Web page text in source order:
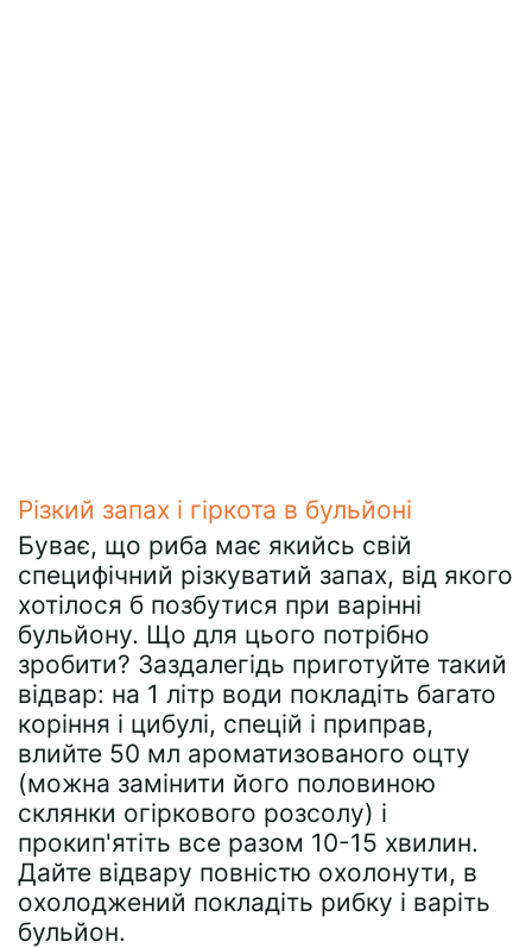
Різкий запах і гіркота в бульйоні
Буває, що риба має якийсь свій
специфічний різкуватий запах, від якого
хотілося б позбутися при варінні
бульйону. Що для цього потрібно
зробити? Заздалегідь приготуйте такий
відвар: на 1 літр води покладіть багато
коріння і цибулі, спецій і приправ,
влийте 50 мл ароматизованого оцту
(можна замінити його половиною
склянки огіркового розсолу) і
прокип'ятіть все разом 10-15 хвилин.
Дайте відвару повністю охолонути, в
охолоджений покладіть рибку і варіть
бульйон.